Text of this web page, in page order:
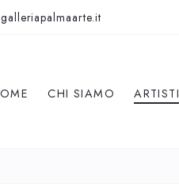
CHI SIAMO ARTISTI